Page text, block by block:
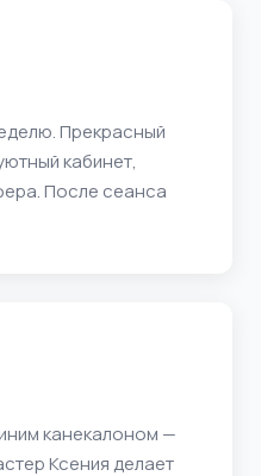
Прекрасный
кабинет,
После сеанса
канекалоном —
Ксения делает